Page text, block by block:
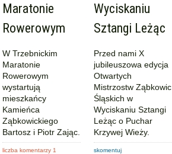
Maratonie
Rowerowym
W Trzebnickim
Maratonie
Rowerowym
wystartują
mieszkańcy
Kamieńca
Ząbkowickiego
Bartosz i Piotr Zając.
liczba komentarzy 1
Wyciskaniu
Sztangi Leżąc
Przed nami X
jubileuszowa edycja
Otwartych
Mistrzostw Ząbkowic
Śląskich w
Wyciskaniu Sztangi
Leżąc o Puchar
Krzywej Wieży.
skomentuj